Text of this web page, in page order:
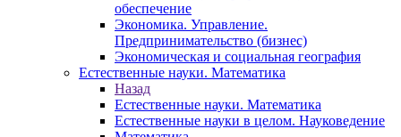
обеспечение
Экономика. Управление.
Предпринимательство (бизнес)
Экономическая и социальная география
Естественные науки. Математика
Назад
Естественные науки. Математика
Естественные науки в целом. Науковедение